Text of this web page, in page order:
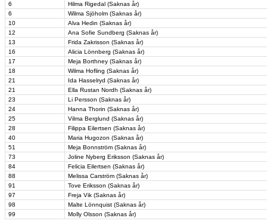
6
Hilma Rigedal (Saknas år)
6
Wilma Sjöholm (Saknas år)
10
Alva Hedin (Saknas år)
12
Ana Sofie Sundberg (Saknas år)
13
Frida Zakrisson (Saknas år)
16
Alicia Lönnberg (Saknas år)
17
Meja Borthney (Saknas år)
18
Wilma Hofling (Saknas år)
21
Ida Hasselryd (Saknas år)
21
Ella Rustan Nordh (Saknas år)
23
Li Persson (Saknas år)
24
Hanna Thorin (Saknas år)
25
Vilma Berglund (Saknas år)
28
Filippa Eilertsen (Saknas år)
40
Maria Hugozon (Saknas år)
51
Meja Bonnström (Saknas år)
73
Joline Nyberg Eriksson (Saknas år)
84
Felicia Eilertsen (Saknas år)
88
Melissa Carström (Saknas år)
91
Tove Eriksson (Saknas år)
97
Freja Vik (Saknas år)
98
Malte Lönnquist (Saknas år)
99
Molly Olsson (Saknas år)